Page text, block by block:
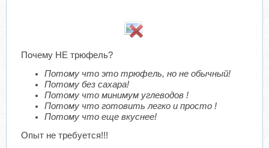
Почему НЕ трюфель?
Потому что это трюфель, но не обычный!
Потому без сахара!
Потому что минимум углеводов !
Потому что готовить легко и просто !
Потому что еще вкуснее!
Опыт не требуется!!!